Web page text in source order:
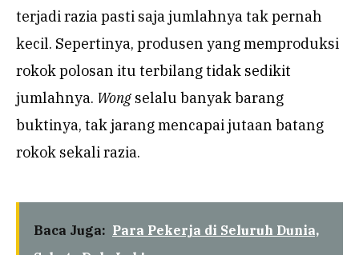
terjadi razia pasti saja jumlahnya tak pernah
kecil. Sepertinya, produsen yang memproduksi
rokok polosan itu terbilang tidak sedikit
jumlahnya. Wong selalu banyak barang
buktinya, tak jarang mencapai jutaan batang
rokok sekali razia.
Baca Juga: Para Pekerja di Seluruh Dunia,